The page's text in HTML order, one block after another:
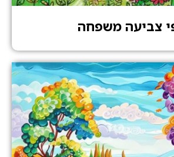
צביעה משפחה